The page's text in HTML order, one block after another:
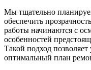
Мы тщательно
обеспечить
работы начинаются с
особенностей
Такой подход
оптимальный план